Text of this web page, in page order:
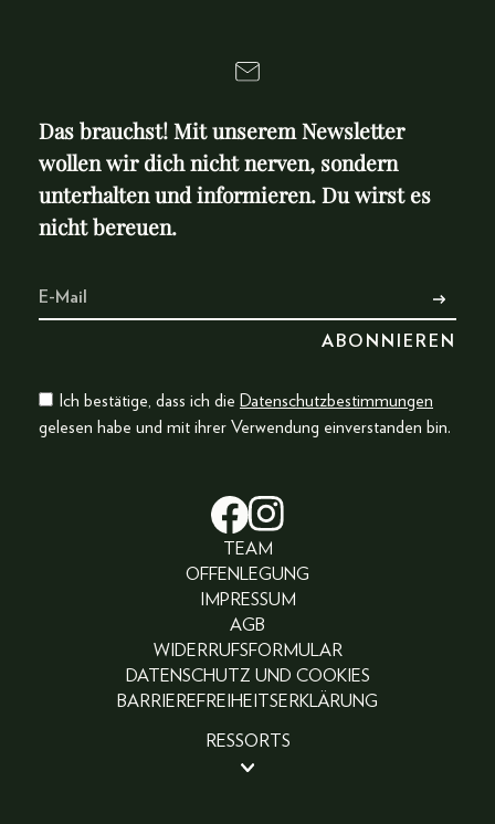
Das brauchst! Mit unserem Newsletter
wollen wir dich nicht nerven, sondern
unterhalten und informieren. Du wirst es
nicht bereuen.
Ich bestätige, dass ich die Datenschutzbestimmungen
gelesen habe und mit ihrer Verwendung einverstanden bin.
TEAM
OFFENLEGUNG
IMPRESSUM
AGB
WIDERRUFSFORMULAR
DATENSCHUTZ UND COOKIES
BARRIEREFREIHEITSERKLÄRUNG
RESSORTS